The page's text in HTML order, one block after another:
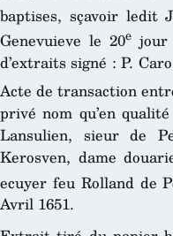
baptises, sçavoir ledit
Genevuieve le 20e jour
d’extraits signé : P.
Acte de transaction
privé nom qu’en
Lansulien, sieur de
Kerosven, dame
ecuyer feu Rolland de
Avril 1651.